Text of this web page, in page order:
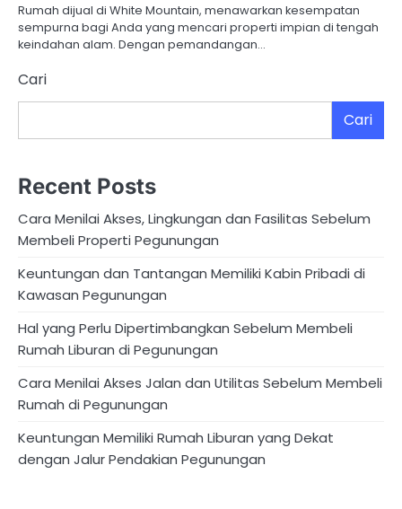
Rumah dijual di White Mountain, menawarkan kesempatan
sempurna bagi Anda yang mencari properti impian di tengah
keindahan alam. Dengan pemandangan…
Cari
Cari
Recent Posts
Cara Menilai Akses, Lingkungan dan Fasilitas Sebelum
Membeli Properti Pegunungan
Keuntungan dan Tantangan Memiliki Kabin Pribadi di
Kawasan Pegunungan
Hal yang Perlu Dipertimbangkan Sebelum Membeli
Rumah Liburan di Pegunungan
Cara Menilai Akses Jalan dan Utilitas Sebelum Membeli
Rumah di Pegunungan
Keuntungan Memiliki Rumah Liburan yang Dekat
dengan Jalur Pendakian Pegunungan